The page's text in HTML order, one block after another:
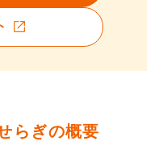
らぎの概要